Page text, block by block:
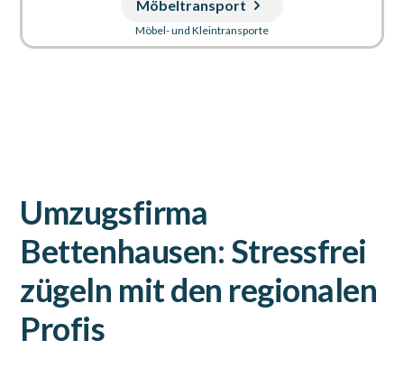
Möbeltransport
Möbel- und Kleintransporte
Umzugsfirma
Bettenhausen: Stressfrei
zügeln mit den regionalen
Profis